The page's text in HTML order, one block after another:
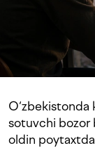
O‘zbekistonda
sotuvchi bozor
oldin